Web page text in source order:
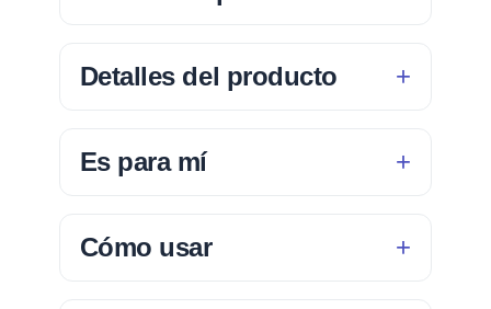
Detalles del producto
Es para mí
Cómo usar